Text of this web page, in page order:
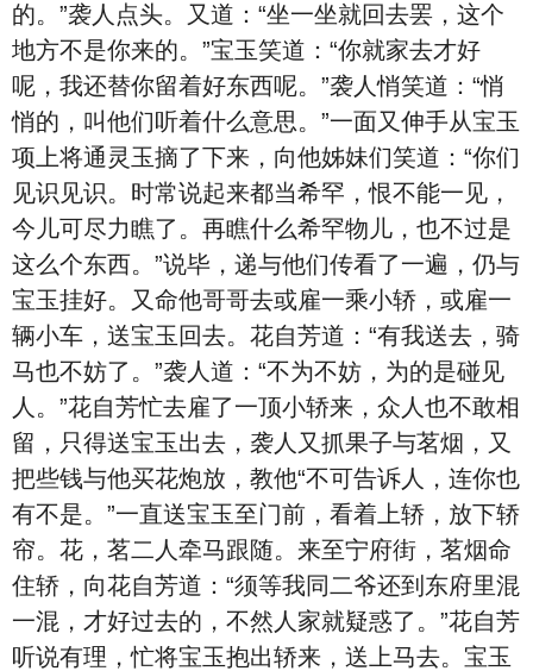
的。”袭人点头。又道：“坐一坐就回去罢，这个
地方不是你来的。”宝玉笑道：“你就家去才好
呢，我还替你留着好东西呢。”袭人悄笑道：“悄
悄的，叫他们听着什么意思。”一面又伸手从宝玉
项上将通灵玉摘了下来，向他姊妹们笑道：“你们
见识见识。时常说起来都当希罕，恨不能一见，
今儿可尽力瞧了。再瞧什么希罕物儿，也不过是
这么个东西。”说毕，递与他们传看了一遍，仍与
宝玉挂好。又命他哥哥去或雇一乘小轿，或雇一
辆小车，送宝玉回去。花自芳道：“有我送去，骑
马也不妨了。”袭人道：“不为不妨，为的是碰见
人。”花自芳忙去雇了一顶小轿来，众人也不敢相
留，只得送宝玉出去，袭人又抓果子与茗烟，又
把些钱与他买花炮放，教他“不可告诉人，连你也
有不是。”一直送宝玉至门前，看着上轿，放下轿
帘。花，茗二人牵马跟随。来至宁府街，茗烟命
住轿，向花自芳道：“须等我同二爷还到东府里混
一混，才好过去的，不然人家就疑惑了。”花自芳
听说有理，忙将宝玉抱出轿来，送上马去。宝玉